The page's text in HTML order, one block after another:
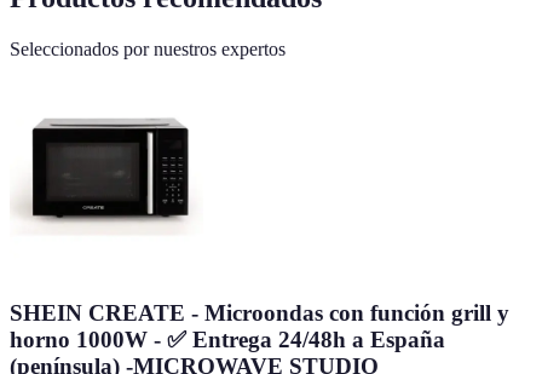
Seleccionados por nuestros expertos
SHEIN CREATE - Microondas con función grill y
horno 1000W - ✅ Entrega 24/48h a España
(península) -MICROWAVE STUDIO